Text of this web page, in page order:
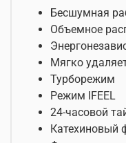
Бесшумная
Объемное
Мягко
Турборежим
Режим IFEEL
24-часовой
Катехиновый